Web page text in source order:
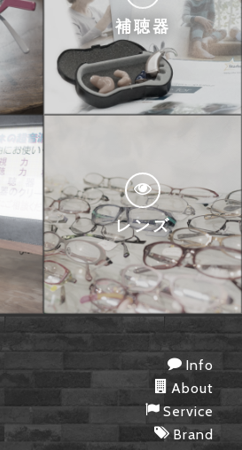
補聴器
レンズ
Info
About
Service
Brand